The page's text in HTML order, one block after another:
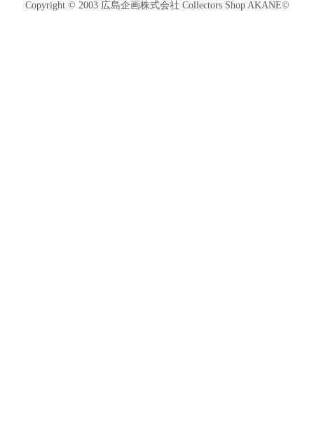
Copyright © 2003 広島企画株式会社 Collectors Shop AKANE©